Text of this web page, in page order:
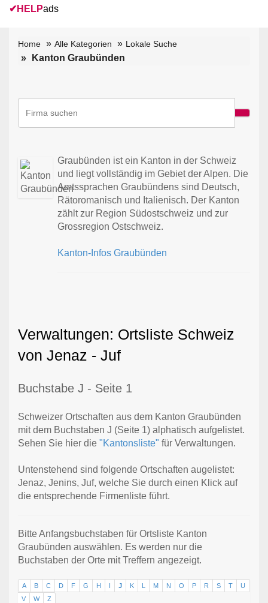
✔ HELPads
Home Alle Kategorien Lokale Suche
Kanton Graubünden
Graubünden ist ein Kanton in der Schweiz
und liegt vollständig im Gebiet der Alpen. Die
Amtssprachen Graubündens sind Deutsch,
Rätoromanisch und Italienisch. Der Kanton
zählt zur Region Südostschweiz und zur
Grossregion Ostschweiz.
Kanton-Infos Graubünden
Verwaltungen: Ortsliste Schweiz
von Jenaz - Juf
Buchstabe J - Seite 1
Schweizer Ortschaften aus dem Kanton Graubünden
mit dem Buchstaben J (Seite 1) alphatisch aufgelistet.
Sehen Sie hier die "Kantonsliste" für Verwaltungen.
Untenstehend sind folgende Ortschaften augelistet:
Jenaz, Jenins, Juf, welche Sie durch einen Klick auf
die entsprechende Firmenliste führt.
Bitte Anfangsbuchstaben für Ortsliste Kanton
Graubünden auswählen. Es werden nur die
Buchstaben der Orte mit Treffern angezeigt.
A B C D F G H I J K L M N O P R S T
U
V
W Z